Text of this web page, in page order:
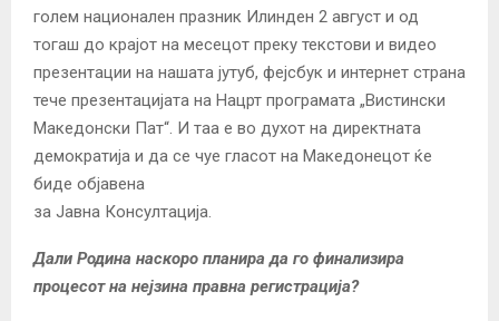
голем национален празник Илинден 2 август и од
тогаш до крајот на месецот преку текстови и видео
презентации на нашaта јутуб, фејсбук и интернет страна
тече презентацијата на Нацрт програмата „Вистински
Македонски Пат“. И таа е во духот на директната
демократија и да се чуе гласот на Македонецот ќе
биде објавенa
за Јавна Консултација.
Дали Родина наскоро планира да го финализира
процесот на нејзина правна регистрација?